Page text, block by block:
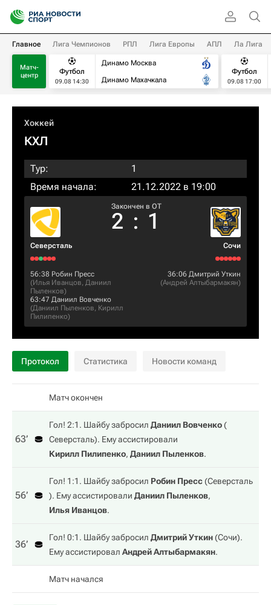
Главное Лига Чемпионов РПЛ Лига Европы АПЛ Ла Лига
Матч-
центр
Футбол
09.08 14:30
Динамо Москва
Динамо Махачкала
Футбол
09.08 17:00
Хоккей
КХЛ
Тур:
1
Время начала:
21.12.2022 в 19:00
Северсталь
Закончен в OT
2 : 1
Сочи
56:38 Робин Пресс
(Илья Иванцов, Даниил
Пыленков)
63:47 Даниил Вовченко
(Даниил Пыленков, Кирилл
Пилипенко)
36:06 Дмитрий Уткин
(Андрей Алтыбармакян)
Протокол Статистика Новости команд
Матч окончен
63‎’‎
Гол! 2:1. Шайбу забросил Даниил Вовченко(
Северсталь). Ему ассистировали
Кирилл Пилипенко, Даниил Пыленков.
56‎’‎
Гол! 1:1. Шайбу забросил Робин Пресс(Северсталь
). Ему ассистировали Даниил Пыленков,
Илья Иванцов.
36‎’‎
Гол! 0:1. Шайбу забросил Дмитрий Уткин(Сочи).
Ему ассистировал Андрей Алтыбармакян.
Матч начался